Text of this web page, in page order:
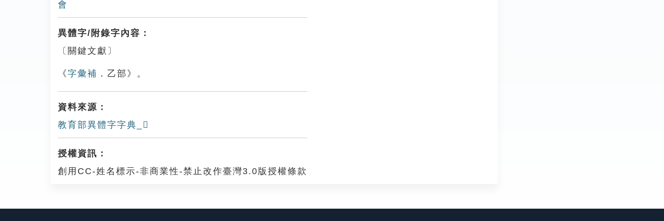
會
異體字/附錄字內容：
〔關鍵文獻〕
《字彙補 ．乙部》。
資料來源：
教育部異體字字典_𠃐
授權資訊：
創用CC-姓名標示-非商業性-禁止改作臺灣3.0版授權條款